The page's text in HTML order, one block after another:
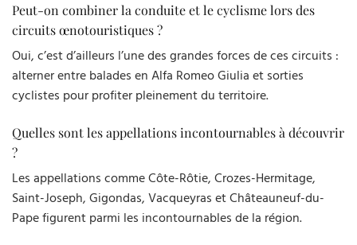
Peut-on combiner la conduite et le cyclisme lors des
circuits œnotouristiques ?
Oui, c’est d’ailleurs l’une des grandes forces de ces circuits :
alterner entre balades en Alfa Romeo Giulia et sorties
cyclistes pour profiter pleinement du territoire.
Quelles sont les appellations incontournables à découvrir
?
Les appellations comme Côte-Rôtie, Crozes-Hermitage,
Saint-Joseph, Gigondas, Vacqueyras et Châteauneuf-du-
Pape figurent parmi les incontournables de la région.